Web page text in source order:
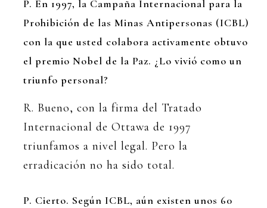
P. En 1997, la Campaña Internacional para la
Prohibición de las Minas Antipersonas (ICBL)
con la que usted colabora activamente obtuvo
el premio Nobel de la Paz. ¿Lo vivió como un
triunfo personal?
R. Bueno, con la firma del Tratado
Internacional de Ottawa de 1997
triunfamos a nivel legal. Pero la
erradicación no ha sido total.
P. Cierto. Según ICBL, aún existen unos 60